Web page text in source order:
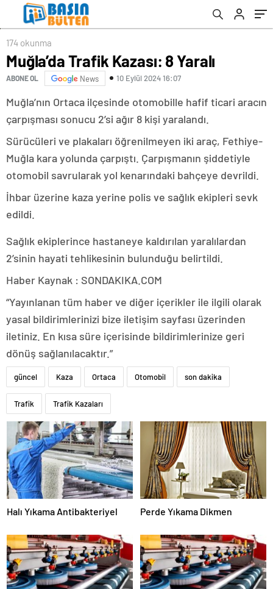
174 okunma
Muğla’da Trafik Kazası: 8 Yaralı
ABONE OL News 10 Eylül 2024 16:07
Muğla’nın Ortaca ilçesinde otomobille hafif ticari aracın
çarpışması sonucu 2’si ağır 8 kişi yaralandı.
Sürücüleri ve plakaları öğrenilmeyen iki araç, Fethiye-
Muğla kara yolunda çarpıştı. Çarpışmanın şiddetiyle
otomobil savrularak yol kenarındaki bahçeye devrildi.
İhbar üzerine kaza yerine polis ve sağlık ekipleri sevk
edildi.
Sağlık ekiplerince hastaneye kaldırılan yaralılardan
2’sinin hayati tehlikesinin bulunduğu belirtildi.
Haber Kaynak : SONDAKIKA.COM
“Yayınlanan tüm haber ve diğer içerikler ile ilgili olarak
yasal bildirimlerinizi bize iletişim sayfası üzerinden
iletiniz. En kısa süre içerisinde bildirimlerinize geri
dönüş sağlanılacaktır.”
güncel Kaza Ortaca Otomobil son dakika
Trafik Trafik Kazaları
Halı Yıkama Antibakteriyel Perde Yıkama Dikmen